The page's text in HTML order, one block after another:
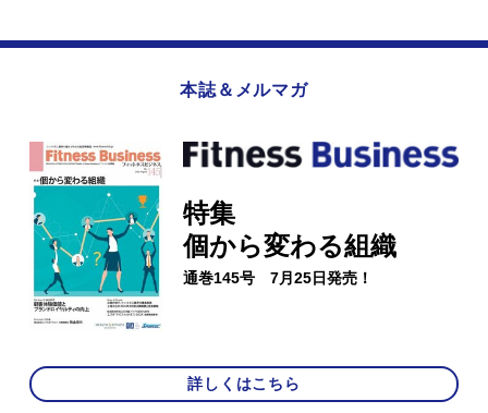
本誌＆メルマガ
特集
個から変わる組織
通巻145号 7月25日発売！
詳しくはこちら